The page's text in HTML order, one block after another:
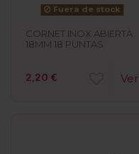
Fuera de stock
CORNET INOX ABIERTA
18MM 18 PUNTAS
2,20 € Ver